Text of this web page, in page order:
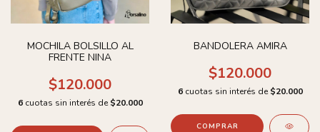
MOCHILA BOLSILLO AL
FRENTE NINA
$120.000
6 cuotas sin interés de $20.000
BANDOLERA AMIRA
$120.000
6 cuotas sin interés de $20.000
COMPRAR